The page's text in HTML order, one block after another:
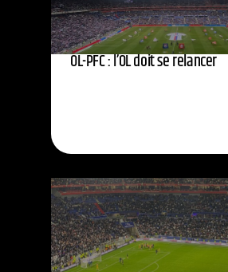
OL-PFC : l’OL doit se relancer